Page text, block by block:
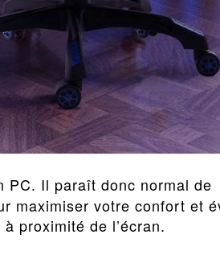
PC. Il paraît donc normal de
maximiser votre confort et
proximité de l’écran.